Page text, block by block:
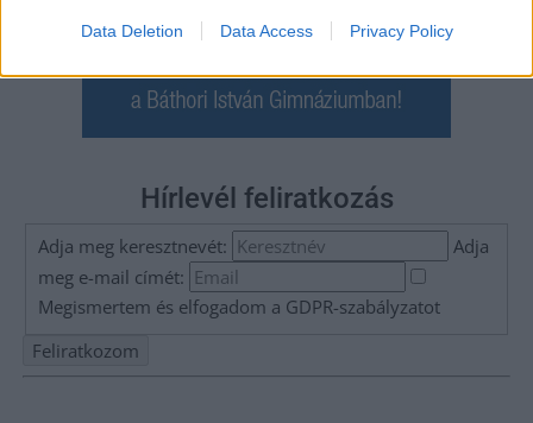
Data Deletion Data Access Privacy Policy
Hírlevél feliratkozás
Adja meg keresztnevét:
Adja
meg e-mail címét:
Megismertem és elfogadom a GDPR-szabályzatot